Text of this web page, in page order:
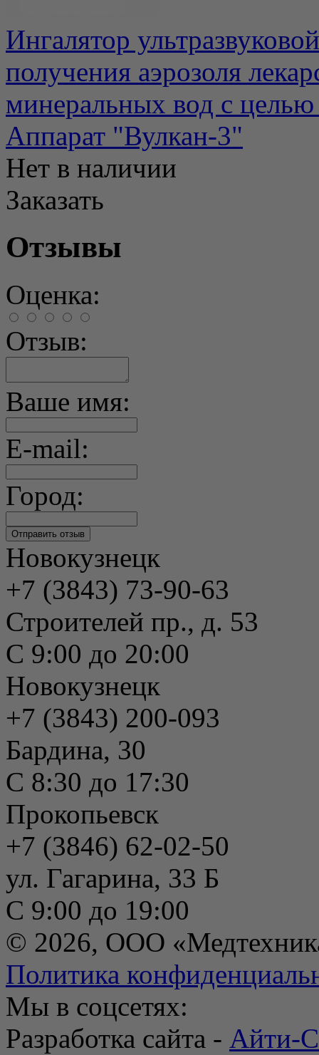
Ингалятор
получения аэрозоля
минеральных вод с
Аппарат "Вулкан-3"
Нет в наличии
Заказать
Отзывы
Оценка:
Отзыв:
Ваше имя:
E-mail:
Город:
Новокузнецк
+7 (3843) 73-90-63
Строителей пр., д. 53
С 9:00 до 20:00
Новокузнецк
+7 (3843) 200-093
Бардина, 30
С 8:30 до 17:30
Прокопьевск
+7 (3846) 62-02-50
ул. Гагарина, 33 Б
С 9:00 до 19:00
© 2026, ООО
Политика
Мы в соцсетях:
Разработка сайта - Айти-